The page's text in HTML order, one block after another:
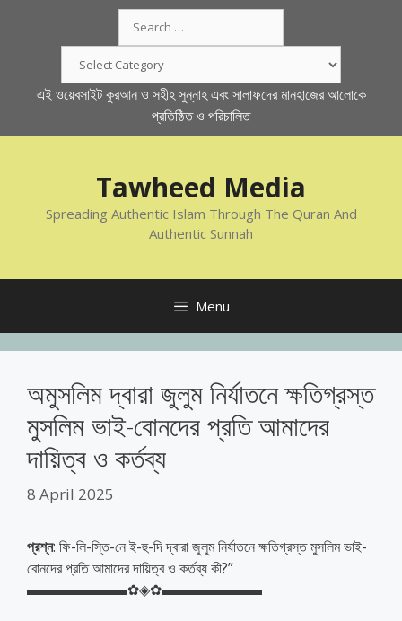
for:
এই ওয়েবসাইট কুরআন ও সহীহ সুন্নাহ এবং সালাফদের মানহাজের আলোকে
প্রতিষ্ঠিত ও পরিচালিত
Tawheed Media
Spreading Authentic Islam Through The Quran And
Authentic Sunnah
Menu
অমুসলিম দ্বারা জুলুম নির্যাতনে ক্ষতিগ্রস্ত
মুসলিম ভাই-বোনদের প্রতি আমাদের
দায়িত্ব ও কর্তব্য
8 April 2025
প্রশ্ন: ফি-লি-স্তি-নে ই-হু-দি দ্বারা জুলুম নির্যাতনে ক্ষতিগ্রস্ত মুসলিম ভাই-
বোনদের প্রতি আমাদের দায়িত্ব ও কর্তব্য কী?”
▬▬▬▬▬▬▬✿◈✿▬▬▬▬▬▬▬